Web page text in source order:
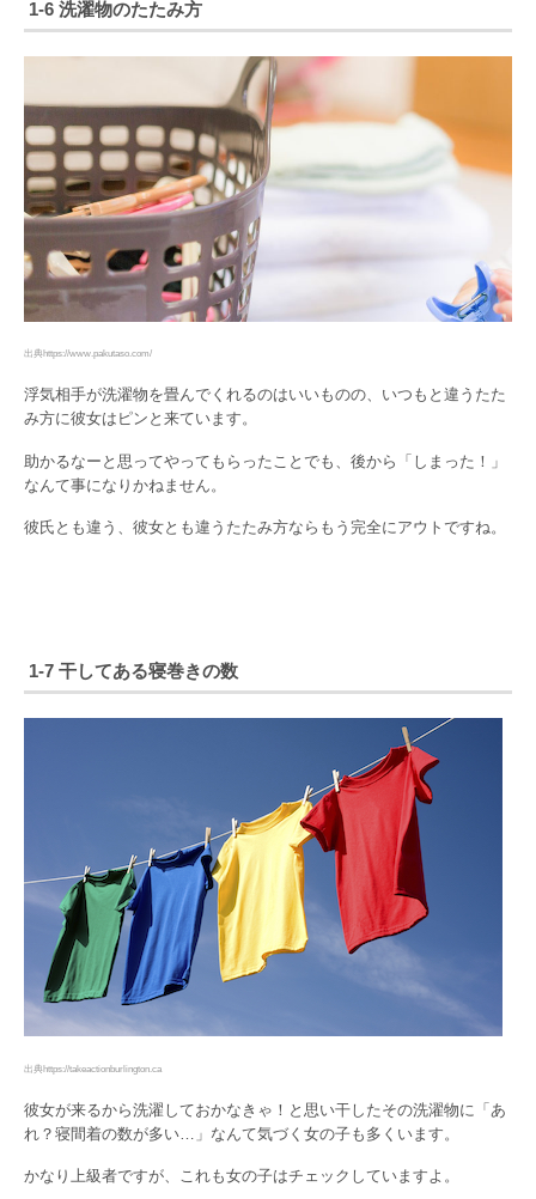
1-6 洗濯物のたたみ方
出典https://www.pakutaso.com/
浮気相手が洗濯物を畳んでくれるのはいいものの、いつもと違うたた
み方に彼女はピンと来ています。
助かるなーと思ってやってもらったことでも、後から「しまった！」
なんて事になりかねません。
彼氏とも違う、彼女とも違うたたみ方ならもう完全にアウトですね。
1-7 干してある寝巻きの数
出典https://takeactionburlington.ca
彼女が来るから洗濯しておかなきゃ！と思い干したその洗濯物に「あ
れ？寝間着の数が多い…」なんて気づく女の子も多くいます。
かなり上級者ですが、これも女の子はチェックしていますよ。